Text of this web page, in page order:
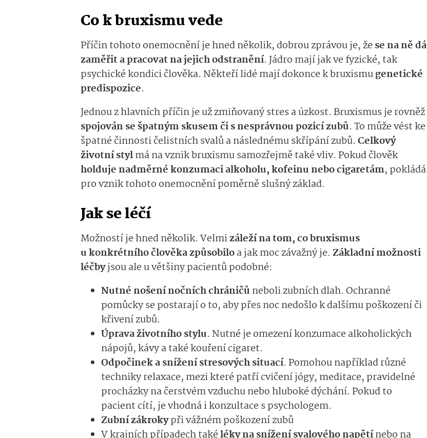
Co k bruxismu vede
Příčin tohoto onemocnění je hned několik, dobrou zprávou je, žese na ně dá
zaměřit a pracovat na jejich odstranění. Jádro mají jak ve fyzické, tak
psychické kondici člověka. Někteří lidé mají dokonce k bruxismugenetické
predispozice.
Jednou z hlavních příčin je už zmiňovaný stres a úzkost. Bruxismus je rovněž
spojován se špatným skusem či s nesprávnou pozicí zubů. To může vést ke
špatné činnosti čelistních svalů a následnému skřípání zubů. Celkový
životní stylmá na vznik bruxismu samozřejmě také vliv. Pokud člověk
holduje nadměrné konzumaci alkoholu, kofeinu nebo cigaretám, pokládá
pro vznik tohoto onemocnění poměrně slušný základ.
Jak se léčí
Možností je hned několik. Velmizáleží na tom, co bruxismus
u konkrétního člověka způsobiloa jak moc závažný je. Základní možnosti
léčbyjsou ale u většiny pacientů podobné:
Nutné nošení nočních chráničů neboli zubních dlah. Ochranné
pomůcky se postarají o to, aby přes noc nedošlo k dalšímu poškození či
křivení zubů.
Úprava životního stylu. Nutné je omezení konzumace alkoholických
nápojů, kávy a také kouření cigaret.
Odpočinek a snížení stresových situací. Pomohou například různé
techniky relaxace, mezi které patří cvičení jógy, meditace, pravidelné
procházky na čerstvém vzduchu nebo hluboké dýchání. Pokud to
pacient cítí, je vhodná i konzultace s psychologem.
Zubní zákrokypři vážném poškození zubů